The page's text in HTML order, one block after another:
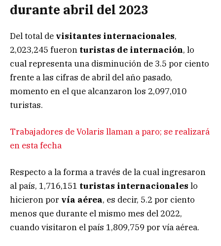
durante abril del 2023
Del total de visitantes internacionales,
2,023,245 fueron turistas de internación, lo
cual representa una disminución de 3.5 por ciento
frente a las cifras de abril del año pasado,
momento en el que alcanzaron los 2,097,010
turistas.
Trabajadores de Volaris llaman a paro; se realizará
en esta fecha
Respecto a la forma a través de la cual ingresaron
al país, 1,716,151 turistas internacionales lo
hicieron por vía aérea, es decir, 5.2 por ciento
menos que durante el mismo mes del 2022,
cuando visitaron el país 1,809,759 por vía aérea.